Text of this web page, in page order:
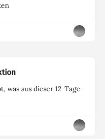
was aus dieser 12-Tage-